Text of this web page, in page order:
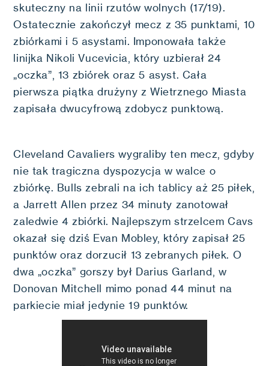
skuteczny na linii rzutów wolnych (17/19).
Ostatecznie zakończył mecz z 35 punktami, 10
zbiórkami i 5 asystami. Imponowała także
linijka Nikoli Vucevicia, który uzbierał 24
„oczka”, 13 zbiórek oraz 5 asyst. Cała
pierwsza piątka drużyny z Wietrznego Miasta
zapisała dwucyfrową zdobycz punktową.
Cleveland Cavaliers wygraliby ten mecz, gdyby
nie tak tragiczna dyspozycja w walce o
zbiórkę. Bulls zebrali na ich tablicy aż 25 piłek,
a Jarrett Allen przez 34 minuty zanotował
zaledwie 4 zbiórki. Najlepszym strzelcem Cavs
okazał się dziś Evan Mobley, który zapisał 25
punktów oraz dorzucił 13 zebranych piłek. O
dwa „oczka” gorszy był Darius Garland, w
Donovan Mitchell mimo ponad 44 minut na
parkiecie miał jedynie 19 punktów.